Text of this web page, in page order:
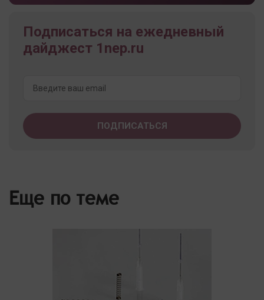
Подписаться на ежедневный
дайджест 1nep.ru
Еще по теме